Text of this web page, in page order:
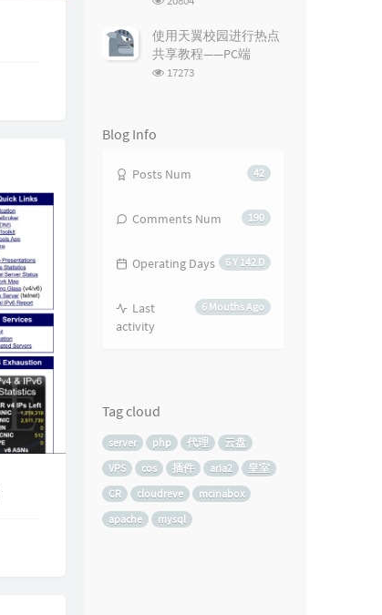
次
数:
使用天翼校园进行热点
共享教程——PC端
浏
17273
Blog Info
42
Posts Num
190
Comments Num
6 Y 142 D
Operating Days
6 Mouths Ago
Last
activity
Tag cloud
server php 代理
云盘
VPS
cos 插件 aria2
皇室
CR
cloudreve
mcinabox
apache
mysql